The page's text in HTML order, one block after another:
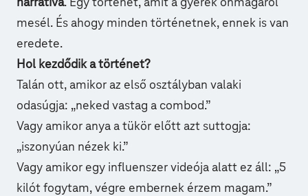
narratíva. Egy történet, amit a gyerek önmagáról
mesél. És ahogy minden történetnek, ennek is van
eredete.
Hol kezdődik a történet?
Talán ott, amikor az első osztályban valaki
odasúgja: „neked vastag a combod.”
Vagy amikor anya a tükör előtt azt suttogja:
„iszonyúan nézek ki.”
Vagy amikor egy influenszer videója alatt ez áll: „5
kilót fogytam, végre embernek érzem magam.”